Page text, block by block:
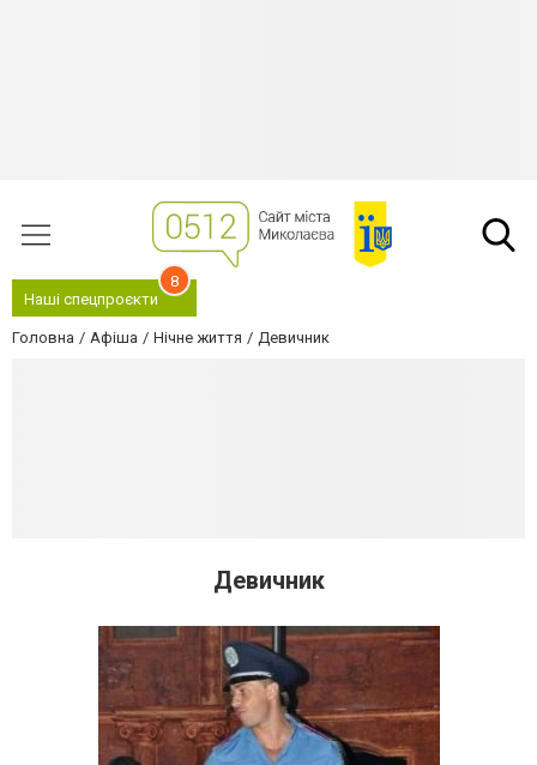
Наші спецпроєкти
8
Головна Афіша Нічне життя Девичник
Девичник